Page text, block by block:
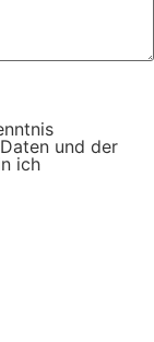
und der
ich